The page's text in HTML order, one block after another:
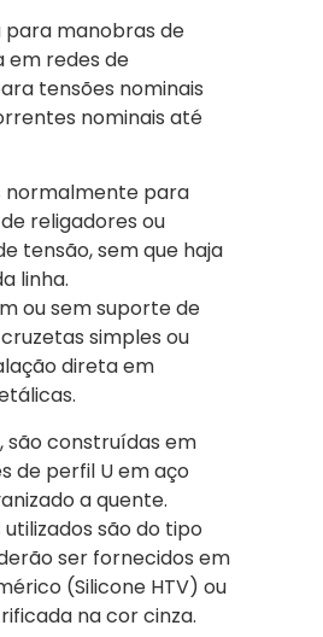
para manobras de
em redes de
tensões nominais
nominais até
normalmente para
religadores ou
tensão, sem que haja
linha.
ou sem suporte de
simples ou
direta em
são construídas em
de perfil U em aço
a quente.
são do tipo
ser fornecidos em
(Silicone HTV) ou
na cor cinza.